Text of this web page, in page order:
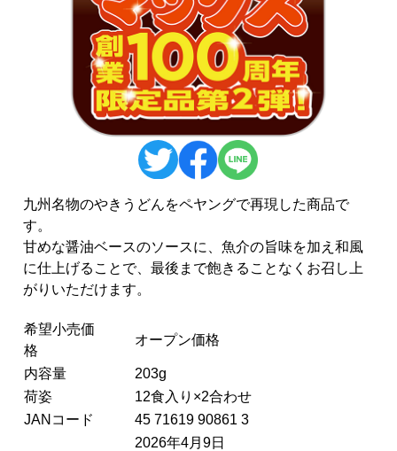
九州名物のやきうどんをペヤングで再現した商品で
す。
甘めな醤油ベースのソースに、魚介の旨味を加え和風
に仕上げることで、最後まで飽きることなくお召し上
がりいただけます。
希望小売価
格
オープン価格
内容量
203g
荷姿
12食入り×2合わせ
JANコード
45 71619 90861 3
2026年4月9日